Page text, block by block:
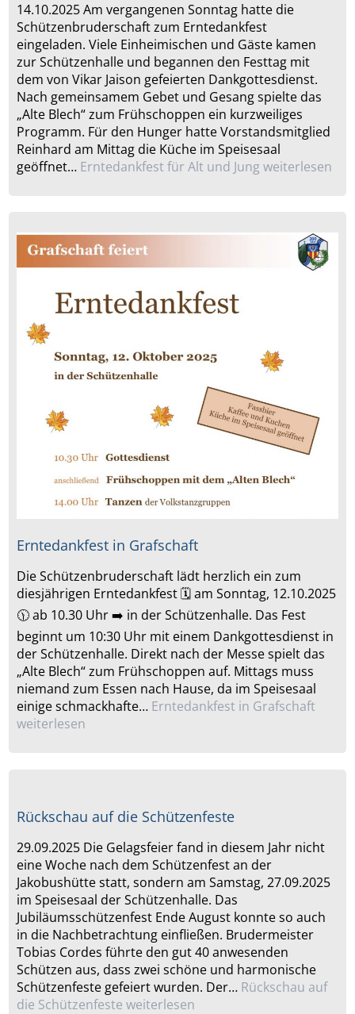
14.10.2025 Am vergangenen Sonntag hatte die
Schützenbruderschaft zum Erntedankfest
eingeladen. Viele Einheimischen und Gäste kamen
zur Schützenhalle und begannen den Festtag mit
dem von Vikar Jaison gefeierten Dankgottesdienst.
Nach gemeinsamem Gebet und Gesang spielte das
„Alte Blech“ zum Frühschoppen ein kurzweiliges
Programm. Für den Hunger hatte Vorstandsmitglied
Reinhard am Mittag die Küche im Speisesaal
geöffnet… Erntedankfest für Alt und Jungweiterlesen
Erntedankfest in Grafschaft
Die Schützenbruderschaft lädt herzlich ein zum
diesjährigen Erntedankfest 🗓️ am Sonntag, 12.10.2025
🕦 ab 10.30 Uhr ➡️ in der Schützenhalle. Das Fest
beginnt um 10:30 Uhr mit einem Dankgottesdienst in
der Schützenhalle. Direkt nach der Messe spielt das
„Alte Blech“ zum Frühschoppen auf. Mittags muss
niemand zum Essen nach Hause, da im Speisesaal
einige schmackhafte… Erntedankfest in Grafschaft
weiterlesen
Rückschau auf die Schützenfeste
29.09.2025 Die Gelagsfeier fand in diesem Jahr nicht
eine Woche nach dem Schützenfest an der
Jakobushütte statt, sondern am Samstag, 27.09.2025
im Speisesaal der Schützenhalle. Das
Jubiläumsschützenfest Ende August konnte so auch
in die Nachbetrachtung einfließen. Brudermeister
Tobias Cordes führte den gut 40 anwesenden
Schützen aus, dass zwei schöne und harmonische
Schützenfeste gefeiert wurden. Der… Rückschau auf
die Schützenfesteweiterlesen